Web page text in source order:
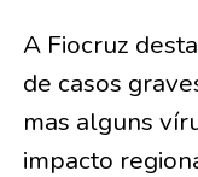
A Fiocruz
de casos
mas alguns
impacto